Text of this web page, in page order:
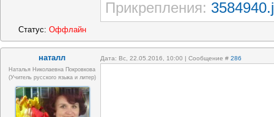
Прикрепления:
Статус: Оффлайн
наталл Дата: Вс, 22.05.2016, 10:00 | Сообщение # 286
Наталья Николаевна Покровкова
(учитель русского языка и литер)